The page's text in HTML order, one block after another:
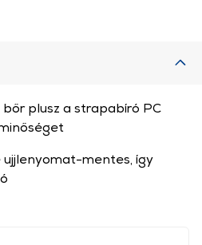
plusz a strapabíró PC
mentes, így